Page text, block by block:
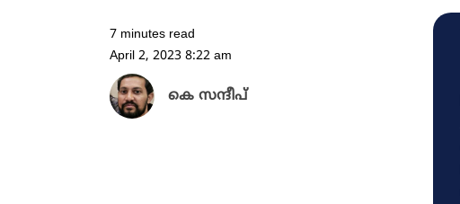
7 minutes read
April 2, 2023 8:22 am
കെ സന്ദീപ്